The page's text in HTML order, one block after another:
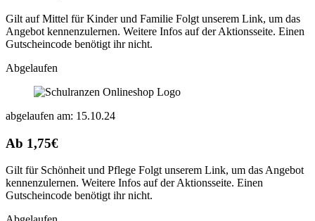
Gilt auf Mittel für Kinder und Familie Folgt unserem Link, um das
Angebot kennenzulernen. Weitere Infos auf der Aktionsseite. Einen
Gutscheincode benötigt ihr nicht.
Abgelaufen
abgelaufen am: 15.10.24
Ab 1,75€
Gilt für Schönheit und Pflege Folgt unserem Link, um das Angebot
kennenzulernen. Weitere Infos auf der Aktionsseite. Einen
Gutscheincode benötigt ihr nicht.